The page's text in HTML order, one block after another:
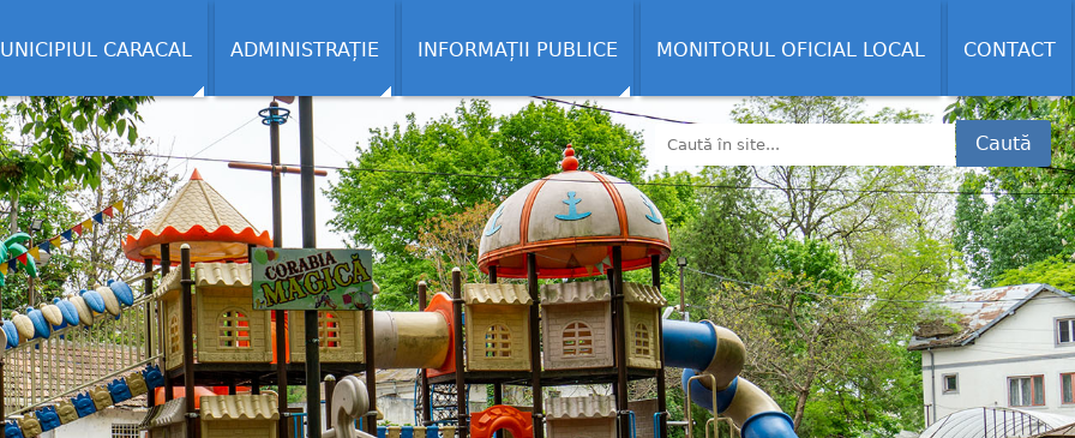
CARACAL ADMINISTRAȚIE INFORMAȚII PUBLICE MONITORUL OFICIAL LOCAL CONTACT
Caută